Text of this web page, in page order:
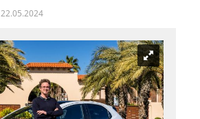
22.05.2024